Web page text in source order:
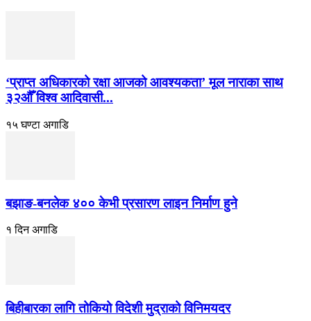
‘प्राप्त अधिकारको रक्षा आजको आवश्यकता’ मूल नाराका साथ
३२औँ विश्व आदिवासी...
१५ घण्टा अगाडि
बझाङ-बनलेक ४०० केभी प्रसारण लाइन निर्माण हुने
१ दिन अगाडि
बिहीबारका लागि तोकियो विदेशी मुद्राको विनिमयदर